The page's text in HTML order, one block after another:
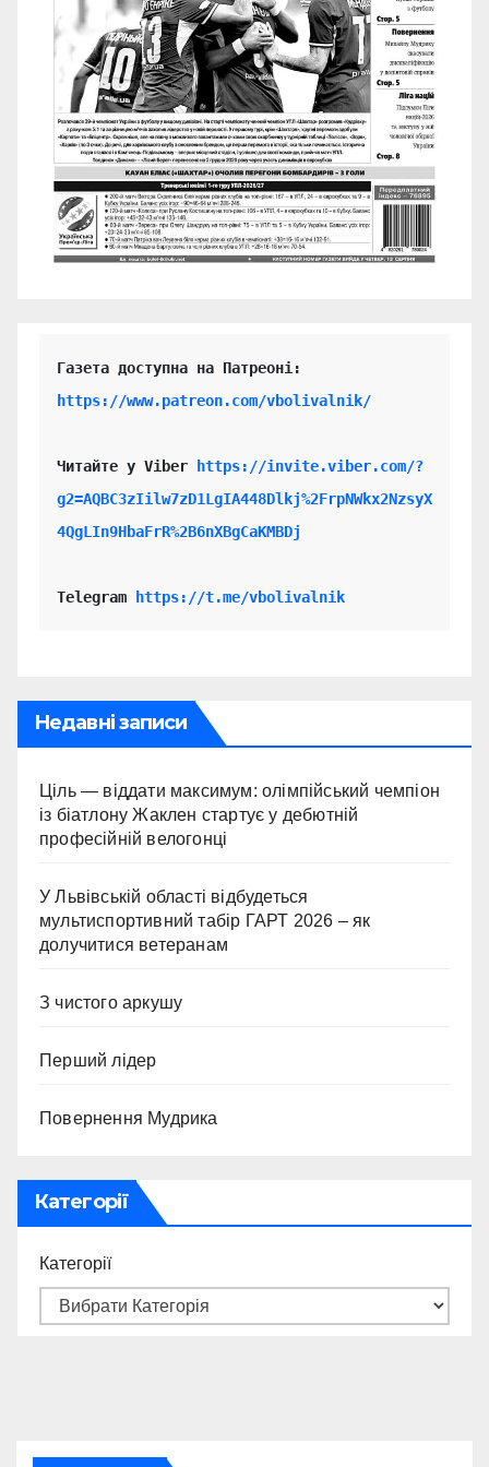
https://www.patreon.com/vbolivalnik/
Читайте у Viber
https://invite.viber.com/?
g2=AQBC3zIilw7zD1LgIA448Dlkj%2FrpNWkx2NzsyX
4QgLIn9HbaFrR%2B6nXBgCaKMBDj
Telegram https://t.me/vbolivalnik
Недавні записи
Ціль — віддати максимум: олімпійський чемпіон
із біатлону Жаклен стартує у дебютній
професійній велогонці
У Львівській області відбудеться
мультиспортивний табір ГАРТ 2026 – як
долучитися ветеранам
З чистого аркушу
Перший лідер
Повернення Мудрика
Категорії
Категорії